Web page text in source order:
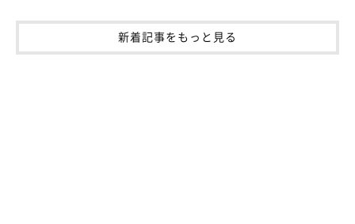
新着記事をもっと見る